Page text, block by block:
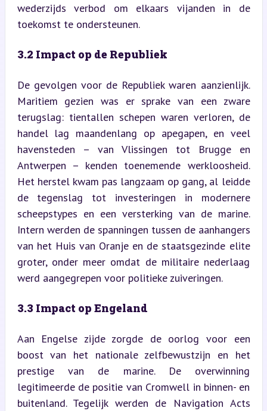
wederzijds verbod om elkaars vijanden in de
toekomst te ondersteunen.
3.2 Impact op de Republiek
De gevolgen voor de Republiek waren aanzienlijk.
Maritiem gezien was er sprake van een zware
terugslag: tientallen schepen waren verloren, de
handel lag maandenlang op apegapen, en veel
havensteden – van Vlissingen tot Brugge en
Antwerpen – kenden toenemende werkloosheid.
Het herstel kwam pas langzaam op gang, al leidde
de tegenslag tot investeringen in modernere
scheepstypes en een versterking van de marine.
Intern werden de spanningen tussen de aanhangers
van het Huis van Oranje en de staatsgezinde elite
groter, onder meer omdat de militaire nederlaag
werd aangegrepen voor politieke zuiveringen.
3.3 Impact op Engeland
Aan Engelse zijde zorgde de oorlog voor een
boost van het nationale zelfbewustzijn en het
prestige van de marine. De overwinning
legitimeerde de positie van Cromwell in binnen- en
buitenland. Tegelijk werden de Navigation Acts